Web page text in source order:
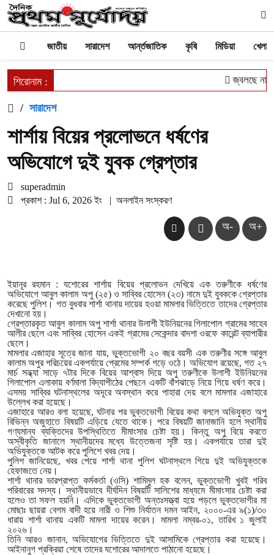
জাতীয় সারাদেশ আর্ন্তজাতিক কৃষি মিডিয়া
শিরোনাম : জ্বলছে না
/ সারাদেশ
শার্শায় বিয়ের প্রলোভনে ধর্ষণের
অভিযোগে দুই যুবক গ্রেপ্তার
superadmin
প্রকাশ : Jul 6, 2026 ইং
| অনলাইন সংস্করণ
অ- অ+
ইয়ানূর রহমান : যশোরের শার্শায় বিয়ের প্রলোভন দেখিয়ে এক তরুণীকে ধর্ষণের
অভিযোগে আবুল কালাম অপু (২৫) ও সাব্বির হোসেন (২৩) নামে দুই যুবককে গ্রেপ্তার
করেছে পুলিশ। গত বুধবার শার্শা থানায় দায়ের হওয়া মামলার ভিত্তিতে তাদের গ্রেপ্তার
দেখানো হয়।
গ্রেপ্তারকৃত আবুল কালাম অপু শার্শা থানার উলাশী ইউনিয়নের গিলাপোল গ্রামের সাহেব
আলীর ছেলে এবং সাব্বির হোসেন একই গ্রামের সেকেন্দার বাদশা ওরফে কারেন্ট ব্যাপারীর
ছেলে।
মামলার এজাহার সূত্রে জানা যায়, ভুক্তভোগী ২০ বছর বয়সী এক তরুণীর সঙ্গে আবুল
কালাম অপুর পরিচয়ের একপর্যায়ে প্রেমের সম্পর্ক গড়ে ওঠে। অভিযোগ রয়েছে, গত ২৭
মার্চ সন্ধ্যা সাড়ে ৭টার দিকে বিয়ের আশ্বাস দিয়ে অপু তরুণীকে উলাশী ইউনিয়নের
গিলাপোল এলাকায় বর্ণমালা বিদ্যাপীঠের পেছনে একটি বাঁশঝাড়ে নিয়ে গিয়ে ধর্ষণ করে।
এসময় সাব্বির ঘটনাস্থলের অদূরে অবস্থান করে পাহারা দেয় বলে মামলার এজাহারে
উল্লেখ করা হয়েছে।
এজাহারে আরও বলা হয়েছে, ঘটনার পর ভুক্তভোগী বিয়ের কথা বললে অভিযুক্ত অপু
বিভিন্ন অজুহাতে বিষয়টি এড়িয়ে যেতে থাকে। পরে বিষয়টি জানাজানি হলে স্থানীয়
গণ্যমান্য ব্যক্তিদের উপস্থিতিতে মীমাংসার চেষ্টা হয়। কিন্তু অপু বিয়ে করতে
অস্বীকৃতি জানালে স্থানীয়দের মধ্যে উত্তেজনা সৃষ্টি হয়। একপর্যায়ে তারা দুই
অভিযুক্তকে আটক করে পুলিশে খবর দেয়।
পুলিশ জানিয়েছে, খবর পেয়ে শার্শা থানা পুলিশ ঘটনাস্থলে গিয়ে দুই অভিযুক্তকে
হেফাজতে নেয়।
শার্শা থানার ভারপ্রাপ্ত কর্মকর্তা (ওসি) শামিমুল হক বলেন, ভুক্তভোগী খুবই গরিব
পরিবারের সদস্য। স্থানীয়ভাবে দীর্ঘদিন বিষয়টি সালিশের মাধ্যমে মীমাংসার চেষ্টা করা
হলেও তা সফল হয়নি। এদিকে ভুক্তভোগী অন্তঃসত্ত্বা হয়ে পড়লে ভুক্তভোগীর মা
মোছাঃ ছায়রা বেগম বাদী হয়ে নারী ও শিশু নির্যাতন দমন আইন, ২০০০-এর ৯(১)/৩০
ধারায় শার্শা থানায় একটি মামলা দায়ের করেন। মামলা নম্বর-০১, তারিখ ১ জুলাই
২০২৬।
তিনি আরও জানান, অভিযোগের ভিত্তিতে দুই আসামিকে গ্রেপ্তার করা হয়েছে।
আইনানুগ প্রক্রিয়া শেষে তাদের যশোরের আদালতে পাঠানো হয়েছে।